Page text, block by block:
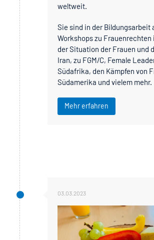
weltweit.
Sie sind in der Bildungsarbeit
Workshops zu Frauenrechten
der Situation der Frauen und
Iran, zu FGM/C, Female
Südafrika, den Kämpfen von
Südamerika und vielem mehr.
Mehr erfahren
03.03.2023